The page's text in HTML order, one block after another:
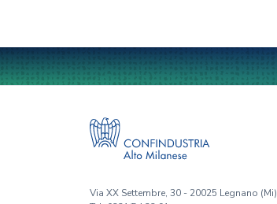
Via XX Settembre, 30 - 20025 Legnano (Mi)